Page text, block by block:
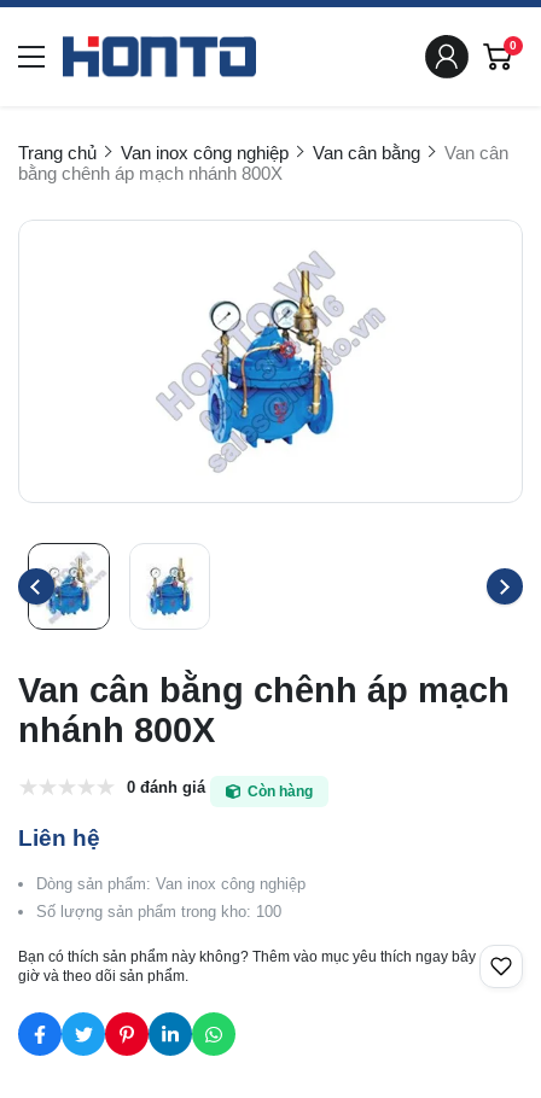
0
Trang chủ Van inox công nghiệp Van cân bằng
Van cân
bằng chênh áp mạch nhánh 800X
Van cân bằng chênh áp mạch
nhánh 800X
0 đánh giá Còn hàng
Liên hệ
Dòng sản phẩm: Van inox công nghiệp
Số lượng sản phẩm trong kho: 100
Bạn có thích sản phẩm này không? Thêm vào mục yêu thích ngay bây
giờ và theo dõi sản phẩm.